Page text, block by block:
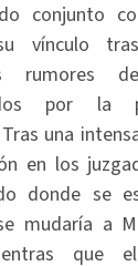
conjunto
vínculo
rumores
por la
una
en los
donde se
mudaría a
que el